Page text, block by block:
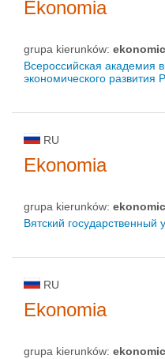
Ekonomia
grupa kierunków:
Всероссийская академия
экономического развития
RU
Ekonomia
grupa kierunków:
Вятский государственный
RU
Ekonomia
grupa kierunków: